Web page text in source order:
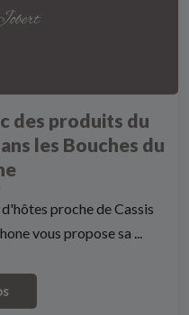
des produits du
les Bouches du
proche de Cassis
vous propose sa ...